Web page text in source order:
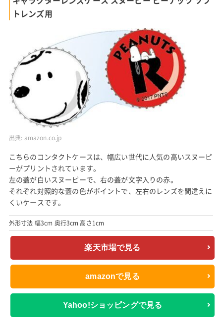
トレンズ用
出典: amazon.co.jp
こちらのコンタクトケースは、幅広い世代に人気の高いスヌーピ
ーがプリントされています。
左の蓋が白いスヌーピーで、右の蓋が文字入りの赤。
それぞれ対照的な蓋の色がポイントで、左右のレンズを間違えに
くいケースです。
外形寸法 幅3cm 奥行3cm 高さ1cm
楽天市場で見る
amazonで見る
Yahoo!ショッピングで見る